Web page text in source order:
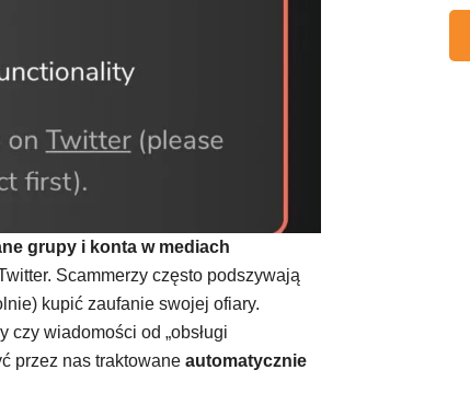
grupy i konta w mediach
Scammerzy często podszywają
kupić zaufanie swojej ofiary.
czy wiadomości od „obsługi
przez nas traktowane automatycznie